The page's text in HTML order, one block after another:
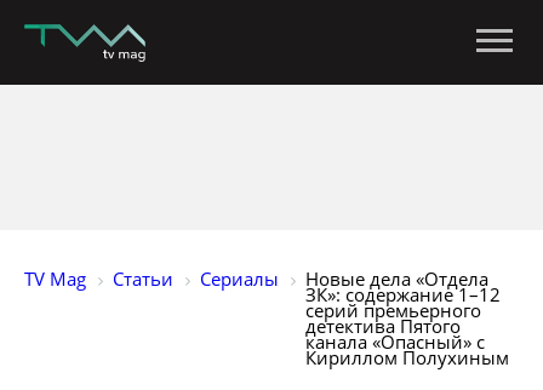
TV Mag Статьи Сериалы Новые дела «Отдела
ЗК»: содержание 1–12
серий премьерного
детектива Пятого
канала «Опасный» с
Кириллом Полухиным